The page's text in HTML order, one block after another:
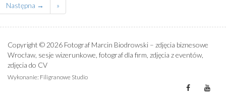
Następna →
»
Copyright © 2026 Fotograf Marcin Biodrowski – zdjęcia biznesowe
Wrocław, sesje wizerunkowe, fotograf dla firm, zdjęcia z eventów,
zdjęcia do CV
Wykonanie: Filigranowe Studio